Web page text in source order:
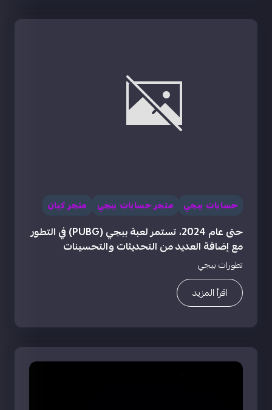
حسابات ببجي متجر حسابات ببجي متجر كيان
حتى عام 2024، تستمر لعبة ببجي (PUBG) في التطور
مع إضافة العديد من التحديثات والتحسينات
تطورات ببجي
اقرأ المزيد